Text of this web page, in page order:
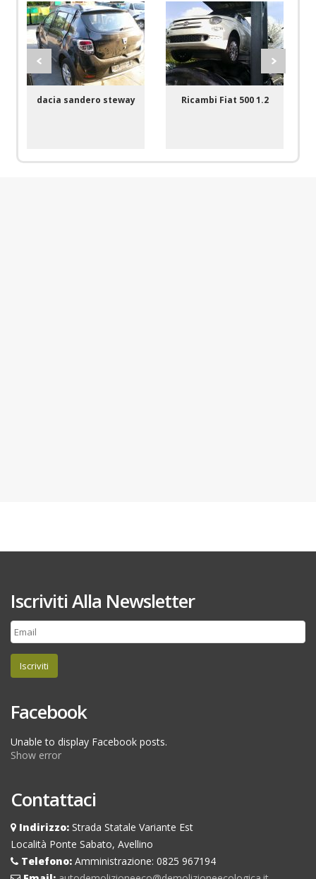
dacia sandero steway Ricambi Fiat 500 1.2
Iscriviti Alla Newsletter
Iscriviti
Facebook
Unable to display Facebook posts.
Show error
Contattaci
Indirizzo: Strada Statale Variante Est
Località Ponte Sabato, Avellino
Telefono: Amministrazione: 0825 967194